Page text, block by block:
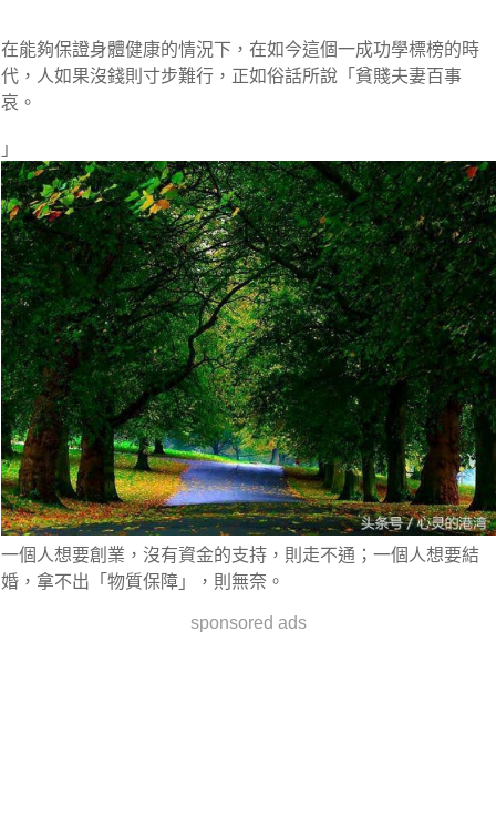
在能夠保證身體健康的情況下，在如今這個一成功學標榜的時
代，人如果沒錢則寸步難行，正如俗話所說「貧賤夫妻百事
哀。
」
一個人想要創業，沒有資金的支持，則走不通；一個人想要結
婚，拿不出「物質保障」，則無奈。
sponsored ads